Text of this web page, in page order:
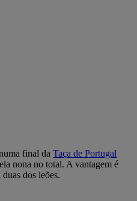
final da Taça de Portugal
nona no total. A vantagem é
dos leões.